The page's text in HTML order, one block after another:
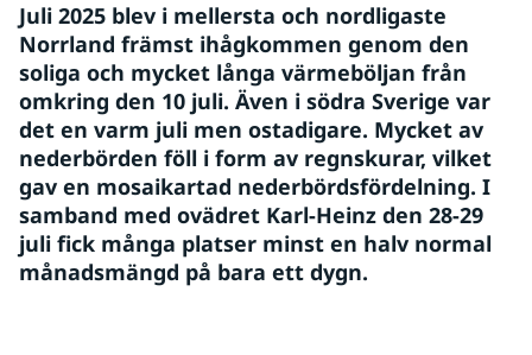
Juli 2025 blev i mellersta och nordligaste
Norrland främst ihågkommen genom den
soliga och mycket långa värmeböljan från
omkring den 10 juli. Även i södra Sverige var
det en varm juli men ostadigare. Mycket av
nederbörden föll i form av regnskurar, vilket
gav en mosaikartad nederbördsfördelning. I
samband med ovädret Karl-Heinz den 28-29
juli fick många platser minst en halv normal
månadsmängd på bara ett dygn.